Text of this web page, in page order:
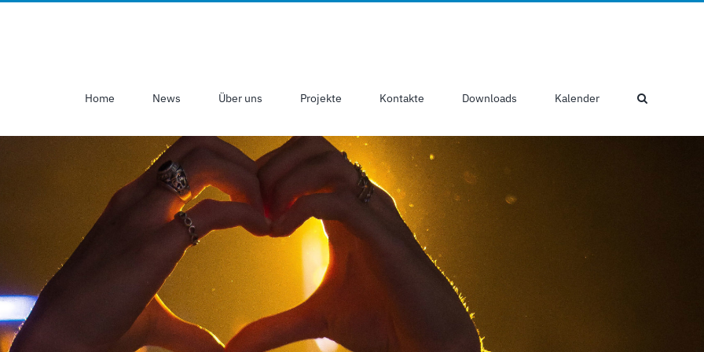
Home News Über uns Projekte Kontakte Downloads Kalender